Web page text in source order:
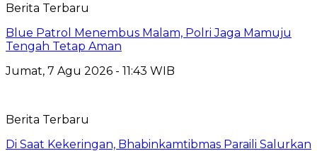
Berita Terbaru
Blue Patrol Menembus Malam, Polri Jaga Mamuju
Tengah Tetap Aman
Jumat, 7 Agu 2026 - 11:43 WIB
Berita Terbaru
Di Saat Kekeringan, Bhabinkamtibmas Paraili Salurkan